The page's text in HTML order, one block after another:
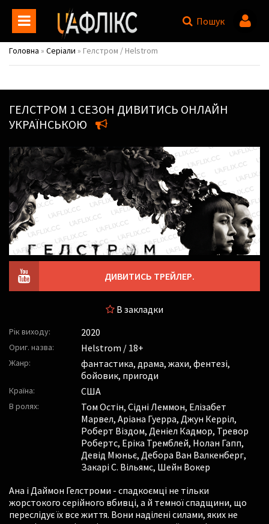
Пошук
Головна » Серіали » Гелстром / Helstrom
ГЕЛСТРОМ 1 СЕЗОН ДИВИТИСЬ ОНЛАЙН
УКРАЇНСЬКОЮ
ДИВИТИСЬ ТРЕЙЛЕР.
В закладки
Рік виходу: 2020
Ориг. назва: Helstrom / 18+
Жанр:
фантастика, драма, жахи, фентезі,
бойовик, пригоди
Країна: США
В ролях: Том Остін, Сідні Леммон, Елізабет
Марвел, Аріана Гуерра, Джун Керріл,
Роберт Віздом, Деніел Кадмор, Тревор
Робертс, Еріка Тремблей, Нолан Гапп,
Девід Мюньє, Дебора Ван Валкенберг,
Закарі С. Вільямс, Шейн Вокер
Ана і Даймон Гелстроми - спадкоємці не тільки
жорстокого серійного вбивці, а й темної спадщини, що
переслідує їх все життя. Вони наділені силами, яких не